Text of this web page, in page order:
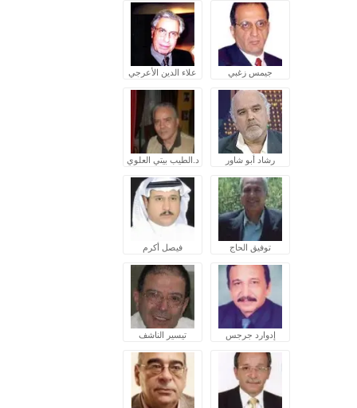
جيمس زغبي علاء الدين الأعرجي
رشاد أبو شاور د.الطيب بيتي العلوي
توفيق الحاج فيصل أكرم
إدوارد جرجس تيسير الناشف